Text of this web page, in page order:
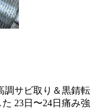
調サビ取り＆黒錆転
23日〜24日痛み強